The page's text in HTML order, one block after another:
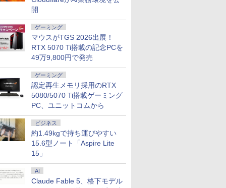
開
ゲーミング
マウスがTGS 2026出展！
RTX 5070 Ti搭載の記念PCを
49万9,800円で発売
ゲーミング
認定再生メモリ採用のRTX
5080/5070 Ti搭載ゲーミング
PC、ユニットコムから
ビジネス
約1.49kgで持ち運びやすい
15.6型ノート「Aspire Lite
15」
AI
Claude Fable 5、格下モデル